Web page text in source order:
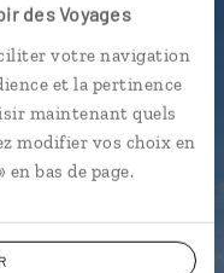
des Voyages
votre navigation
et la pertinence
maintenant quels
modifier vos choix en
bas de page.
voyage
?
Potsdam